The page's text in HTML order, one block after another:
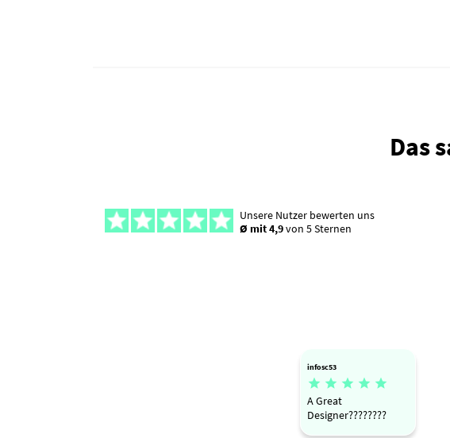
Das
Unsere Nutzer bewerten uns
Ø mit 4,9von 5 Sternen
infosc53
    
A Great
Designer????????